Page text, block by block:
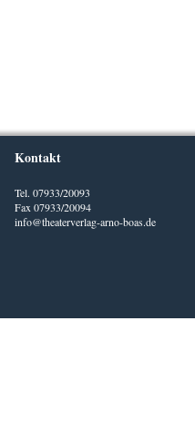
Kontakt
Tel. 07933/20093
Fax 07933/20094
info@theaterverlag-arno-boas.de